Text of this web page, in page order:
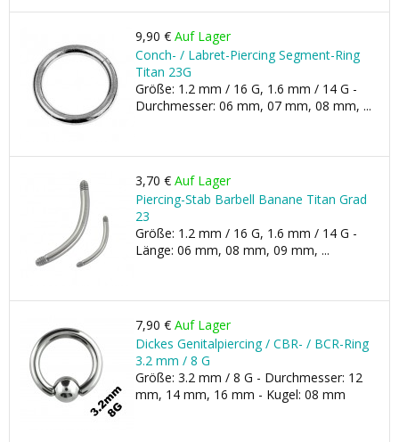
9,90 € Auf Lager
Conch- / Labret-Piercing Segment-Ring
Titan 23G
Größe: 1.2 mm / 16 G, 1.6 mm / 14 G -
Durchmesser: 06 mm, 07 mm, 08 mm, ...
3,70 € Auf Lager
Piercing-Stab Barbell Banane Titan Grad
23
Größe: 1.2 mm / 16 G, 1.6 mm / 14 G -
Länge: 06 mm, 08 mm, 09 mm, ...
7,90 € Auf Lager
Dickes Genitalpiercing / CBR- / BCR-Ring
3.2 mm / 8 G
Größe: 3.2 mm / 8 G - Durchmesser: 12
mm, 14 mm, 16 mm - Kugel: 08 mm